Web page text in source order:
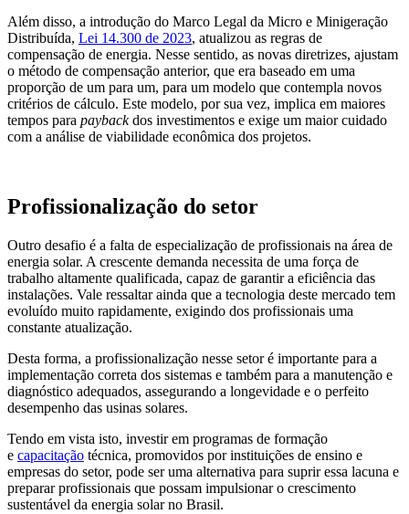
Além disso, a introdução do Marco Legal da Micro e Minigeração
Distribuída, Lei 14.300 de 2023, atualizou as regras de
compensação de energia. Nesse sentido, as novas diretrizes, ajustam
o método de compensação anterior, que era baseado em uma
proporção de um para um, para um modelo que contempla novos
critérios de cálculo. Este modelo, por sua vez, implica em maiores
tempos para paybackdos investimentos e exige um maior cuidado
com a análise de viabilidade econômica dos projetos.
Profissionalização do setor
Outro desafio é a falta de especialização de profissionais na área de
energia solar. A crescente demanda necessita de uma força de
trabalho altamente qualificada, capaz de garantir a eficiência das
instalações. Vale ressaltar ainda que a tecnologia deste mercado tem
evoluído muito rapidamente, exigindo dos profissionais uma
constante atualização.
Desta forma, a profissionalização nesse setor é importante para a
implementação correta dos sistemas e também para a manutenção e
diagnóstico adequados, assegurando a longevidade e o perfeito
desempenho das usinas solares.
Tendo em vista isto, investir em programas de formação
e capacitação técnica, promovidos por instituições de ensino e
empresas do setor, pode ser uma alternativa para suprir essa lacuna e
preparar profissionais que possam impulsionar o crescimento
sustentável da energia solar no Brasil.